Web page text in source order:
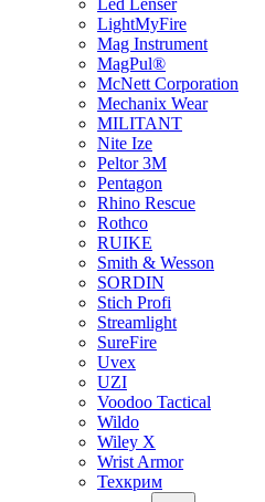
Led Lenser
LightMyFire
Mag Instrument
MagPul®
McNett Corporation
Mechanix Wear
MILITANT
Nite Ize
Peltor 3M
Pentagon
Rhino Rescue
Rothco
RUIKE
Smith & Wesson
SORDIN
Stich Profi
Streamlight
SureFire
Uvex
UZI
Voodoo Tactical
Wildo
Wiley X
Wrist Armor
Техкрим